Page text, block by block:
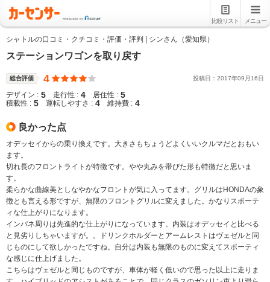
比較リスト メニュー
シャトルの口コミ・クチコミ・評価・評判 | シンさん（愛知県）
ステーションワゴンを取り戻す
総合評価 4 投稿日： 2017年09 月 16日
デザイン : 5 走行性 : 4 居住性 : 5
積載性 : 5 運転しやすさ : 4 維持費 : 4
良かった点
オデッセイからの乗り換えです。大きさもちょうどよくいいクルマだとおもい
ます。
切れ長のフロントライトが特徴です。やや丸みを帯びた形も特徴だと思いま
す。
柔らかな曲線美としなやかなフロントが気に入ってます。グリルはHONDAの象
徴とも言える形ですが、無限のフロントグリルに変えました。かなりスポーテ
ィな仕上がりになります。
インパネ周りは先進的な仕上がりになっています。内装はオデッセイと比べる
と見劣りしちゃいますが。。ドリンクホルダーとアームレストはヴェゼルと同
じものにして欲しかったですね。自分は内装も無限のものに変えてスポーティ
な感じに仕上げました。
こちらはヴェゼルと同じものですが、車体が軽く低いので思った以上に走りま